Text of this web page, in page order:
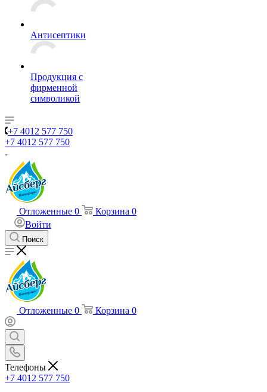
Антисептики
Продукция с
фирменной
символикой
+7 4012 577 750
+7 4012 577 750
Отложенные 0 Корзина 0
Войти
Поиск
Отложенные 0 Корзина 0
Телефоны
+7 4012 577 750